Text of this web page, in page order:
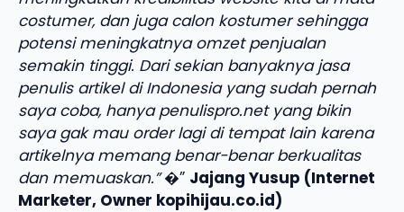
costumer, dan juga calon kostumer sehingga
potensi meningkatnya omzet penjualan
semakin tinggi. Dari sekian banyaknya jasa
penulis artikel di Indonesia yang sudah pernah
saya coba, hanya penulispro.net yang bikin
saya gak mau order lagi di tempat lain karena
artikelnya memang benar-benar berkualitas
dan memuaskan.”�” Jajang Yusup (Internet
Marketer, Owner kopihijau.co.id)